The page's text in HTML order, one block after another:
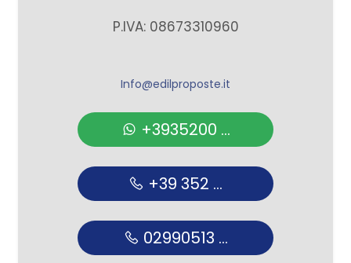
P.IVA: 08673310960
Info@edilproposte.it
+3935200 ...
+39 352 ...
02990513 ...